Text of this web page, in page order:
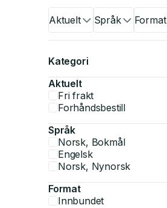
Aktuelt Språk Format
Kategori
Aktuelt
Fri frakt
Forhåndsbestill
Språk
Norsk, Bokmål
Engelsk
Norsk, Nynorsk
Format
Innbundet